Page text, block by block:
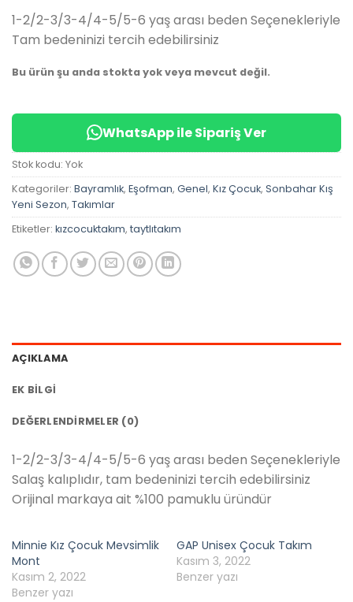
1-2/2-3/3-4/4-5/5-6 yaş arası beden Seçenekleriyle
Tam bedeninizi tercih edebilirsiniz
Bu ürün şu anda stokta yok veya mevcut değil.
WhatsApp ile Sipariş Ver
Stok kodu: Yok
Kategoriler: Bayramlık, Eşofman, Genel, Kız Çocuk, Sonbahar Kış
Yeni Sezon, Takımlar
Etiketler: kızcocuktakım, taytlıtakım
AÇIKLAMA
EK BILGI
DEĞERLENDIRMELER (0)
1-2/2-3/3-4/4-5/5-6 yaş arası beden Seçenekleriyle
Salaş kalıplıdır, tam bedeninizi tercih edebilirsiniz
Orijinal markaya ait %100 pamuklu üründür
Minnie Kız Çocuk Mevsimlik
Mont
Kasım 2, 2022
Benzer yazı
GAP Unisex Çocuk Takım
Kasım 3, 2022
Benzer yazı